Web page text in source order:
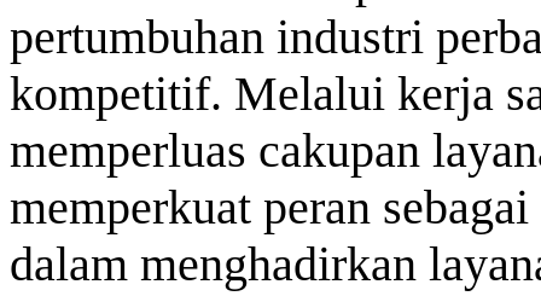
pertumbuhan industri
kompetitif. Melalui kerja
memperluas cakupan
memperkuat peran
dalam menghadirkan